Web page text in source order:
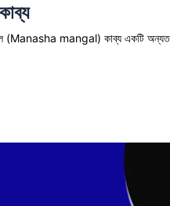
(Manasha mangal) কাব্য একটি